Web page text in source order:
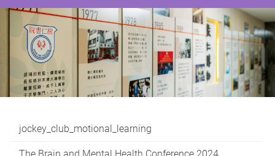
jockey_club_motional_learning